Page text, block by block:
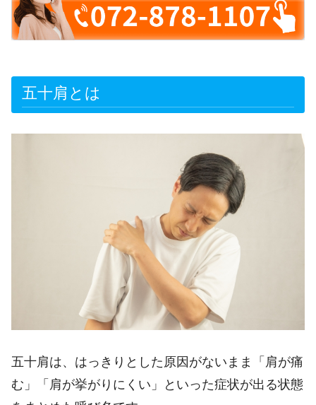
五十肩とは
五十肩は、はっきりとした原因がないまま「肩が痛
む」「肩が挙がりにくい」といった症状が出る状態